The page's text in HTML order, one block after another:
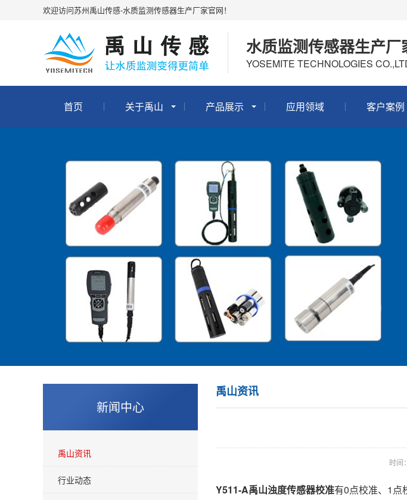
欢迎访问苏州禹山传感-水质监测传感器生产厂家官网！
水质监测传感器生产厂
YOSEMITE TECHNOLOGIES
首页 关于禹山 产品展示 应用领域 客户案例
新闻中心
禹山资讯
行业动态
禹山资讯
时间
Y511-A禹山浊度传感器校准有0点校准、1点